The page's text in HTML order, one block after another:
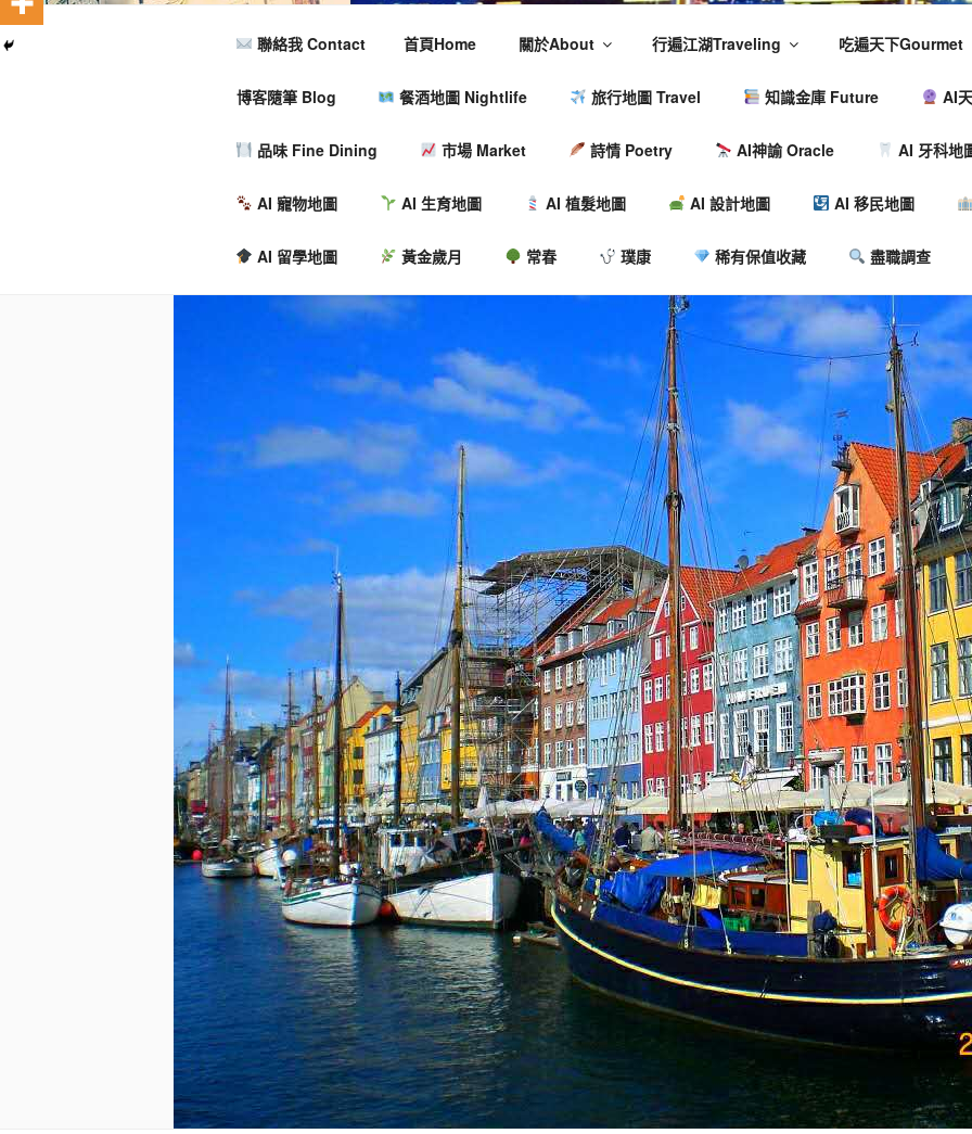
聯絡我 Contact 首頁Home 關於About 行遍江湖Traveling 吃遍天下Gourmet
博客隨筆 Blog 餐酒地圖 Nightlife 旅行地圖 Travel 知識金庫 Future AI
品味 Fine Dining 市場 Market 詩情 Poetry AI神諭 Oracle AI 牙科地
AI 寵物地圖 AI 生育地圖 AI 植髮地圖 AI 設計地圖 AI 移民地圖
AI 留學地圖 黃金歲月 常春 璞康 稀有保值收藏 盡職調查